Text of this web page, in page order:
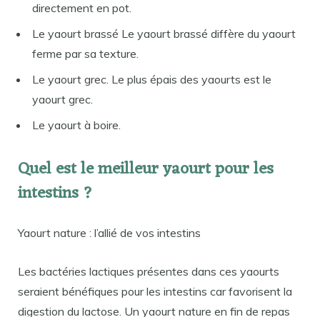
directement en pot.
Le yaourt brassé Le yaourt brassé diffère du yaourt
ferme par sa texture.
Le yaourt grec. Le plus épais des yaourts est le
yaourt grec.
Le yaourt à boire.
Quel est le meilleur yaourt pour les
intestins ?
Yaourt nature : l’allié de vos intestins
Les bactéries lactiques présentes dans ces yaourts
seraient bénéfiques pour les intestins car favorisent la
digestion du lactose. Un yaourt nature en fin de repas